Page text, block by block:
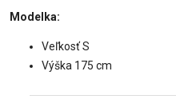
Modelka:
Veľkosť S
Výška 175 cm